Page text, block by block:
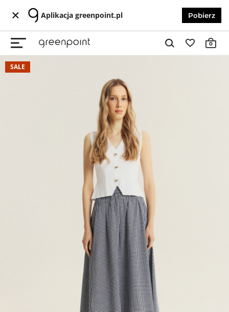
Aplikacja greenpoint.pl Pobierz
0
SALE